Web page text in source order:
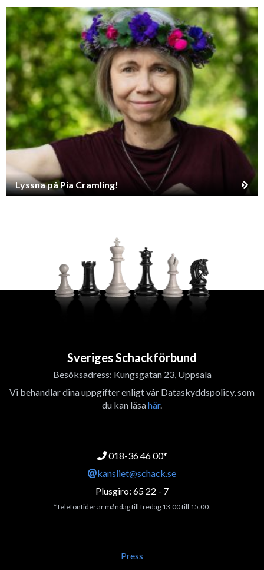
Lyssna på Pia Cramling!
Sveriges Schackförbund
Besöksadress: Kungsgatan 23, Uppsala
Vi behandlar dina uppgifter enligt vår Dataskyddspolicy, som
du kan läsahär.
018-36 46 00*
kansliet@schack.se
Plusgiro: 65 22 - 7
*Telefontider är måndag till fredag 13:00 till 15.00.
Press